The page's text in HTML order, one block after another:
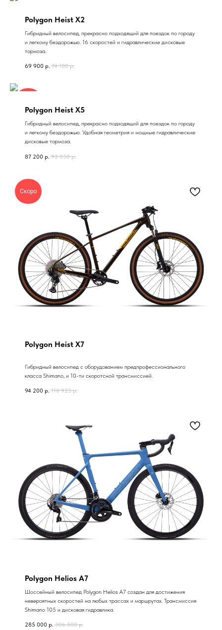
Polygon Heist X2
Гибридный велосипед, прекрасно подходящий для поездок по городу
и легкому бездорожью. 16 скоростей и гидравлические дисковые
тормоза.
69 900 р. 74 100 р.
Polygon Heist X5
Гибридный велосипед, прекрасно подходящий для поездок по городу
и легкому бездорожью. Удобная геометрия и мощные гидравлические
дисковые тормоза.
87 200 р. 92 850 р.
Скоро
Polygon Heist X7
Гибридный велосипед с оборудованием предпрофессионального
класса Shimano, и 10-ти скоротсной трансмиссией.
94 200 р. 110 925 р.
Polygon Helios A7
Шоссейный велосипед Polygon Helios A7 создан для достижения
невероятных скоростей на любых трассах и маршрутах. Трансмиссия
Shimano 105 и дисковая гидравлика.
285 000 р. 306 500 р.